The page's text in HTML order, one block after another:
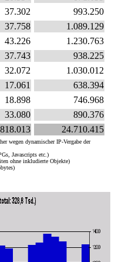
37.302
993.250
37.758
1.089.129
43.226
1.230.763
37.743
938.225
32.072
1.030.012
17.061
638.394
18.898
746.968
33.080
890.376
818.013 24.710.415
wegen dynamischer IP-Vergabe der
Javascripts etc.)
ohne inkludierte Objekte)